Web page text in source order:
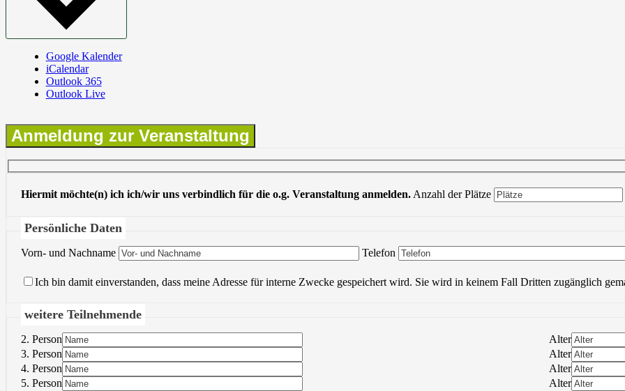
Google Kalender
iCalendar
Outlook 365
Outlook Live
Anmeldung zur Veranstaltung
Hiermit möchte(n) ich ich/wir uns verbindlich für die o.g. Veranstaltung anmelden. Anzahl der Plätze
Persönliche Daten
Vorn- und Nachname Bitte lasse dieses Feld leer.
Telefon
Ich bin damit einverstanden, dass meine Adresse für interne Zwecke gespeichert wird. Sie wird in keinem Fall Dritten zugänglich
weitere Teilnehmende
2. Person
Alter
3. Person
Alter
4. Person
Alter
5. Person
Alter